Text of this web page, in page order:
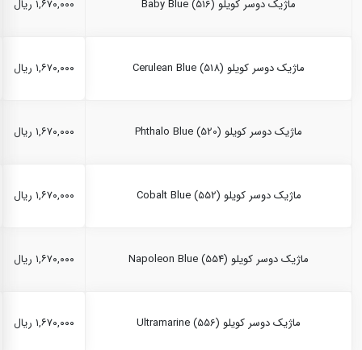
ماژیک دوسر کویلو Baby Blue (516) ۱,۶۷۰,۰۰۰ ریال
ماژیک دوسر کویلو Cerulean Blue (518) ۱,۶۷۰,۰۰۰ ریال
ماژیک دوسر کویلو Phthalo Blue (520) ۱,۶۷۰,۰۰۰ ریال
ماژیک دوسر کویلو Cobalt Blue (552) ۱,۶۷۰,۰۰۰ ریال
ماژیک دوسر کویلو Napoleon Blue (554) ۱,۶۷۰,۰۰۰ ریال
ماژیک دوسر کویلو Ultramarine (556) ۱,۶۷۰,۰۰۰ ریال